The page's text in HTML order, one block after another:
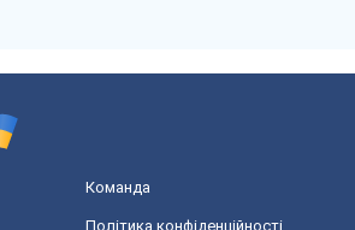
Команда
Політика конфіденційності